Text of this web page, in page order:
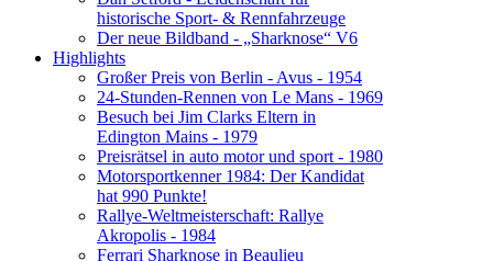
historische Sport- & Rennfahrzeuge
Der neue Bildband - „Sharknose“ V6
Highlights
Großer Preis von Berlin - Avus - 1954
24-Stunden-Rennen von Le Mans - 1969
Besuch bei Jim Clarks Eltern in
Edington Mains - 1979
Preisrätsel in auto motor und sport - 1980
Motorsportkenner 1984: Der Kandidat
hat 990 Punkte!
Rallye-Weltmeisterschaft: Rallye
Akropolis - 1984
Ferrari Sharknose in Beaulieu